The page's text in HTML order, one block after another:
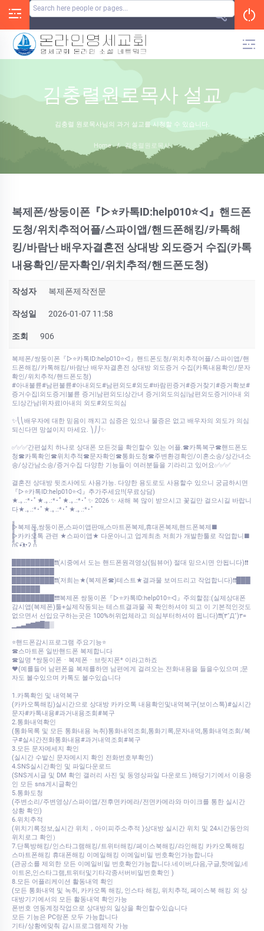
김충렬원로목사 설교
김충렬 원로목사님의 과거 설교를 시청할 수 있습니다.
Home / 김충렬원로목사
복제폰/쌍둥이폰『▷⭐카톡ID:help010⭐◁』핸드폰
도청/위치추적어플/스파이앱/핸드폰해킹/카톡해
킹/바람난 배우자결혼전 상대방 외도증거 수집(카톡
내용확인/문자확인/위치추적/핸드폰도청)
작성자 복제폰제작전문
작성일 2026-01-07 11:58
조회 906
복제폰/쌍둥이폰『▷⭐카톡ID:help010⭐◁』핸드폰도청/위치추적어플/스파이앱/핸
드폰해킹/카톡해킹/바람난 배우자결혼전 상대방 외도증거 수집(카톡내용확인/문자
확인/위치추적/핸드폰도청)
#아내불륜#남편불륜#아내외도#남편외도#외도#바람핀증거#증거찾기#증거확보#
증거수집|외도증거|불륜 증거|남편외도|상간녀 증거|외도의심|남편외도증거|아내 외
도|상간남|위자료|아내의 외도#외도의심
✨⎝⎝배우자에 대한 믿음이 깨지고 심증은 있으나 물증은 없고 배우자의 외도가 의심
되신다면 망설이지 마세요. ⎞⎠⎠✨
✅✅✅간편설치 하나로 상대폰 모든것을 확인할수 있는 어플.☎카톡복구☎핸드폰도
청☎카톡확인☎위치추적☎문자확인☎통화도청☎주변환경확인/이혼소송/상간녀소
송/상간남소송/증거수집 다양한 기능들이 여러분들을 기라리고 있어요✅✅✅
결혼전 상대방 뒷조사에도 사용가능. 다양한 용도로도 사용할수 있으니 궁금하시면
『▷⭐카톡ID:help010⭐◁』추가주세요!!(무료상담)
★.｡.:*･ﾟ★.｡.:*･ﾟ★.｡.:*･ﾟ✨ 2026 ✨ 새해 복 많이 받으시고 꽃길만 걸으시길 바랍니
다★.｡.:*･ﾟ★.｡.:*･ﾟ★.｡.:*･ﾟ
▷복제폰,쌍둥이폰,스파이앱판매,스마트폰복제,휴대폰복제,핸드폰복제■
▷카카오톡 관련 ★스파이앱★ 다운아니고 업계최초 저희가 개발한툴로 작업합니■
ก็็็็็็็็็็็็็ʕ•͡ᴥ•ʔ ก้้้้้้้้้้้
█████████❗❗(시중에서 도는 핸드폰원격영상(팀뷰어) 절대 믿으시면 안됩니다)❗❗
█████████❗❗(저희는★(복제폰☎)테스트★결과물 보여드리고 작업합니다)❗❗███
█████████❗❗❗복제폰 쌍둥이폰『▷⭐카톡ID:help010⭐◁』주의할점:(실제상대폰
감시앱(복제폰)툴+실제작동되는 테스트결과물 꼭 확인하셔야 되고 이 기본적인것도
없으면서 선입요구하는곳은 100%허위업체라고 의심부터하셔야 됩니다)❗❗(۳˚Д˚)۳=
▁▂▃▅▆▇█▓▒
⭐핸드폰감시프로그램 주요기능⭐
☎스마트폰 일반핸드폰 복제합니다
☎일명 *쌍둥이폰ㆍ복제폰ㆍ브릿지폰* 이라고하죠
♥(예를들어 남편폰을 복제를하면 남편에게 걸려오는 전화내용을 들을수있으며 ;문
자도 볼수있으며 카톡도 볼수있습니다
1.카톡확인 및 내역복구
(카카오톡해킹)실시간으로 상대방 카카오톡 내용확인및내역복구(보이스톡)#실시간
문자#카톡내용#과거내용조회#복구
2.통화내역확인
(통화목록 및 모든 통화내용 녹취)통화내역조회,통화기록,문자내역,통화내역조회/복
구#실시간전화통화내용#과거내역조회#복구
3.모든 문자메세지 확인
(실시간 수발신 문자메시지 확인 전화번호부확인)
4.SNS실시간확인 및 파일다운로드
(SNS게시글 및 DM 확인 갤러리 사진 및 동영상파일 다운로드 )해당기기에서 이용중
인 모든 sns게시글확인
5.통화도청
(주변소리/주변영상/스파이앱/전후면카메라/전면카메라와 마이크를 통한 실시간
상황 확인)
6.위치추적
(위치기록정보,실시간 위치，아이피주소추적 )상대방 실시간 위치 및 24시간동안의
위치로그 확인）
7.단톡방해킹/인스타그램해킹/트위터해킹/페이스북해킹/라인해킹 카카오톡해킹
스마트폰해킹 휴대폰해킹 이메일해킹 이메일비밀 번호확인가능합니다
(관공소를 제외한 모든 이메일비밀 번호확인가능합니다.네이버,다음,구글,핫메일,네
이트온,인스타그램,트위터및기타각종서버비밀번호확인 )
8.모든 어플리케이션 활동내역 확인
(모든 통화내역 및 녹취, 카카오톡 해킹, 인스타 해킹, 위치추적, 페이스북 해킹 외 상
대방기기에서의 모든 활동내역 확인가능
폰번호 연동계정작업으로 상대방의 일상을 확인할수있습니다
모든 기능은 PC랑폰 모두 가능합니다
기타/상황에맞춰 감시프로그램제작 가능